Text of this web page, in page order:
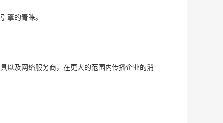
擎的青睐。
以及网络服务商，在更大的范围内传播企业的消